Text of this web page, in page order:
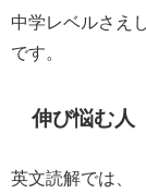
中学レベルさえ
です。
伸び悩む人
英文読解では、